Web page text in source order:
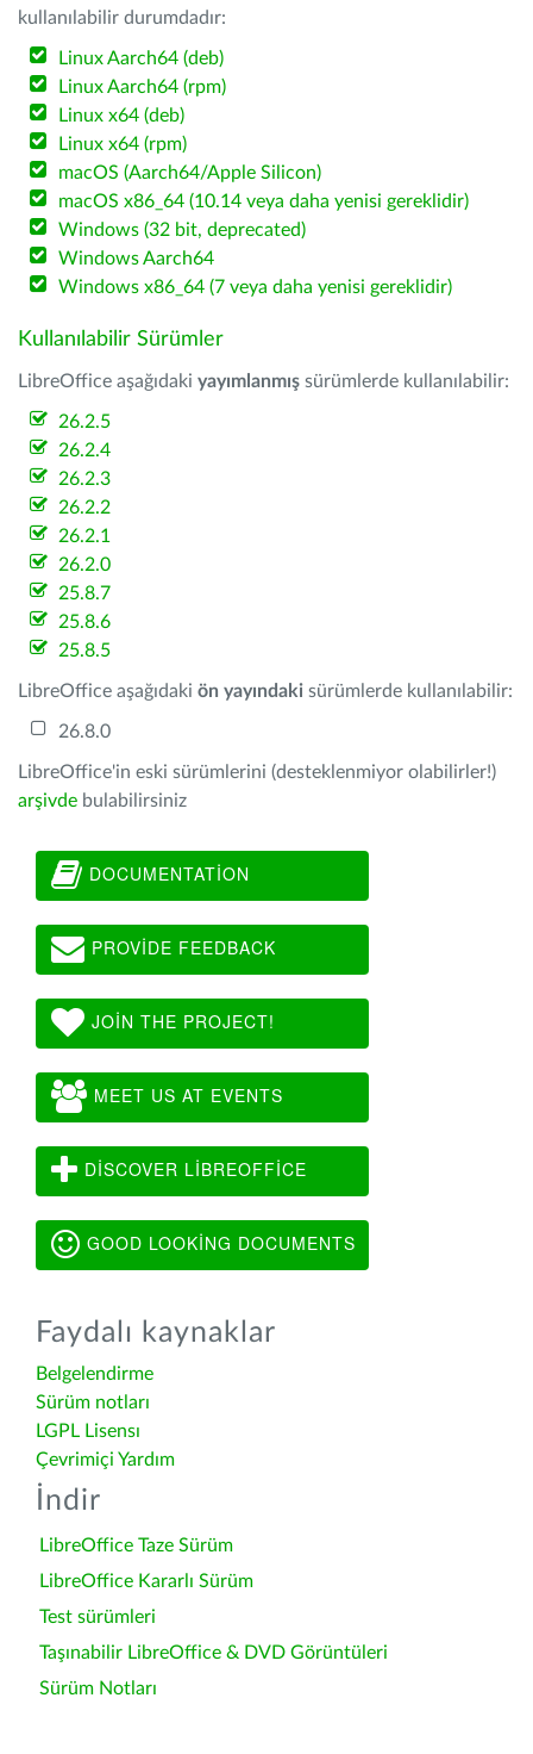
kullanılabilir durumdadır:
Linux Aarch64 (deb)
Linux Aarch64 (rpm)
Linux x64 (deb)
Linux x64 (rpm)
macOS (Aarch64/Apple Silicon)
macOS x86_64 (10.14 veya daha yenisi gereklidir)
Windows (32 bit, deprecated)
Windows Aarch64
Windows x86_64 (7 veya daha yenisi gereklidir)
Kullanılabilir Sürümler
LibreOffice aşağıdaki yayımlanmış sürümlerde kullanılabilir:
26.2.5
26.2.4
26.2.3
26.2.2
26.2.1
26.2.0
25.8.7
25.8.6
25.8.5
LibreOffice aşağıdaki ön yayındaki sürümlerde kullanılabilir:
26.8.0
LibreOffice'in eski sürümlerini (desteklenmiyor olabilirler!)
arşivde bulabilirsiniz
DOCUMENTATION
PROVIDE FEEDBACK
JOIN THE PROJECT!
MEET US AT EVENTS
DISCOVER LIBREOFFICE
GOOD LOOKING DOCUMENTS
Faydalı kaynaklar
Belgelendirme
Sürüm notları
LGPL Lisensı
Çevrimiçi Yardım
İndir
LibreOffice Taze Sürüm
LibreOffice Kararlı Sürüm
Test sürümleri
Taşınabilir LibreOffice & DVD Görüntüleri
Sürüm Notları